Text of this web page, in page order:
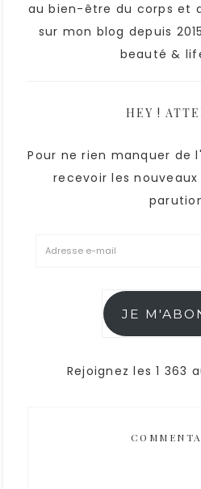
au bien-être du corps et
sur mon blog depuis
beauté &
HEY !
Pour ne rien manquer de
recevoir les
JE
Rejoignez les 1 363